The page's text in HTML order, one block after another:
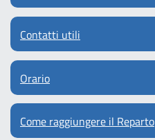
Contatti utili
Orario
Come raggiungere il Reparto